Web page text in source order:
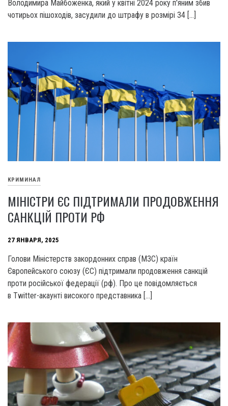
Володимира Майбоженка, який у квітні 2024 року п'яним збив
чотирьох пішоходів, засудили до штрафу в розмірі 34 […]
КРИМИНАЛ
МІНІСТРИ ЄС ПІДТРИМАЛИ ПРОДОВЖЕННЯ
САНКЦІЙ ПРОТИ РФ
27 ЯНВАРЯ, 2025
Голови Міністерств закордонних справ (МЗС) країн
Європейського союзу (ЄС) підтримали продовження санкцій
проти російської федерації (рф). Про це повідомляється
в Twitter-акаунті високого представника […]